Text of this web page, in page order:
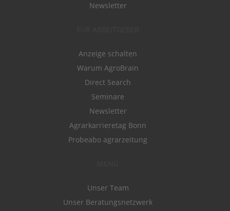
Newsletter
Anzeige schalten
Warum AgroBrain
Direct Search
Seminare
Newsletter
Agrarkarrieretag Bonn
Probeabo agrarzeitung
Unser Team
Unser Beratungsnetzwerk